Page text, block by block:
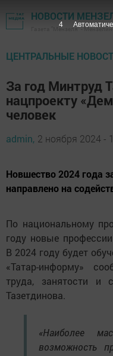
НОВОСТИ
Газета "Мензеля" -
ЦЕНТРАЛЬНЫЕ
За год Минтруд
нацпроекту
человек
admin, 2 ноября 2024 -
Новшество 2024 года
направлено на
По национальному
году новые
В 2024 году будет
«Татар-информу»
труда, занятости и
Тазетдинова.
«Наиболее
возможность
3